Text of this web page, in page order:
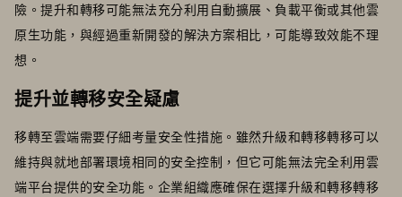
險。提升和轉移可能無法充分利用自動擴展、負載平衡或其他雲
原生功能，與經過重新開發的解決方案相比，可能導致效能不理
想。
提升並轉移安全疑慮
移轉至雲端需要仔細考量安全性措施。雖然升級和轉移轉移可以
維持與就地部署環境相同的安全控制，但它可能無法完全利用雲
端平台提供的安全功能。企業組織應確保在選擇升級和轉移轉移